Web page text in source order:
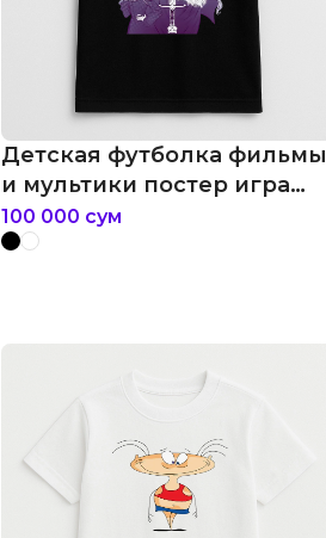
Детская футболка фильмы
и мультики постер игра
престолов
100 000 сум